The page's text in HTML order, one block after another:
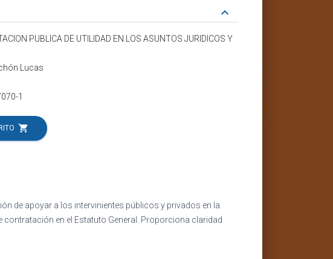
keyboard_arrow_down
PUBLICA DE UTILIDAD EN LOS ASUNTOS JURIDICOS Y
Lucas
1
shopping_cart
de apoyar a los intervinientes públicos y privados en la
en el Estatuto General. Proporciona claridad